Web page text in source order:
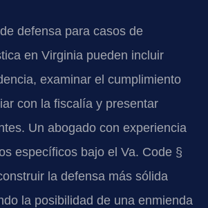
defensa para casos de
en Virginia pueden incluir
examinar el cumplimiento
con la fiscalía y presentar
Un abogado con experiencia
específicos bajo el Va. Code §
la defensa más sólida
la posibilidad de una enmienda